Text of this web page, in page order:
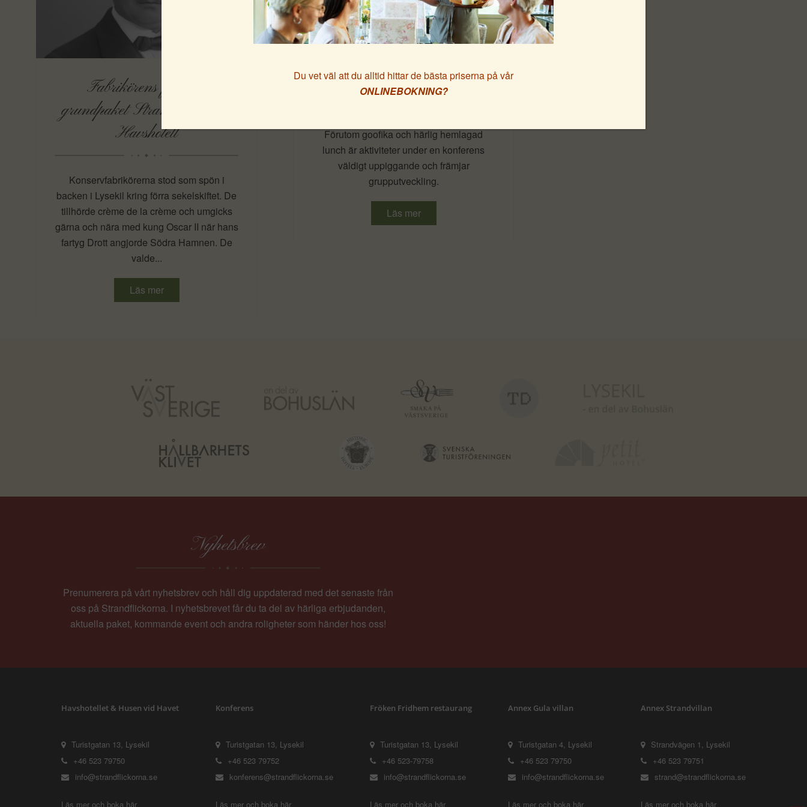
Fabrikörens facila –
grundpaket Strandflickornas
Havshotell
Konservfabrikörerna stod som spön i
backen i Lysekil kring förra sekelskiftet. De
tillhörde crème de la crème och umgicks
gärna och nära med kung Oscar II när hans
fartyg Drott angjorde Södra Hamnen. De
valde...
Läs mer
Aktiviteter!
Förutom goofika och härlig hemlagad
lunch är aktiviteter under en konferens
väldigt uppiggande och främjar
grupputveckling.
Läs mer
Nyhetsbrev
Prenumerera på vårt nyhetsbrev och håll dig uppdaterad med det senaste från
oss på Strandflickorna. I nyhetsbrevet får du ta del av härliga erbjudanden,
aktuella paket, kommande event och andra roligheter som händer hos oss!
Havshotellet & Husen vid Havet
Turistgatan 13, Lysekil
+46 523 79750
info@strandflickorna.se
Läs mer och boka här
Konferens
Turistgatan 13, Lysekil
+46 523 79752
konferens@strandflickorna.se
Läs mer och boka här
Fröken Fridhem restaurang
Turistgatan 13, Lysekil
+46 523-79758
info@strandflickorna.se
Läs mer och boka här
Annex Gula villan
Turistgatan 4, Lysekil
+46 523 79750
info@strandflickorna.se
Läs mer och boka här
Annex Strandvillan
Strandvägen 1, Lysekil
+46 523 79751
strand@strandflickorna.se
Läs mer och boka här
Du vet väl att du alltid hittar de bästa priserna på vår
ONLINEBOKNING?
Godkänn Inställningar